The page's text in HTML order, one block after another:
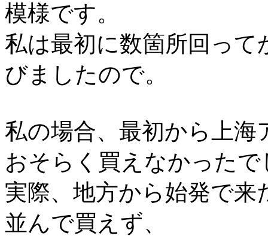
模様です。
私は最初に数箇所回っ
びましたので。
私の場合、最初から上
おそらく買えなかったで
実際、地方から始発で
並んで買えず、